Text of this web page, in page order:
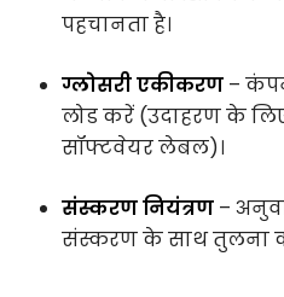
पहचानता है।
ग्लोसरी एकीकरण –
लोड करें (उदाहरण के
सॉफ्टवेयर लेबल)।
संस्करण नियंत्रण –
संस्करण के साथ तुलना